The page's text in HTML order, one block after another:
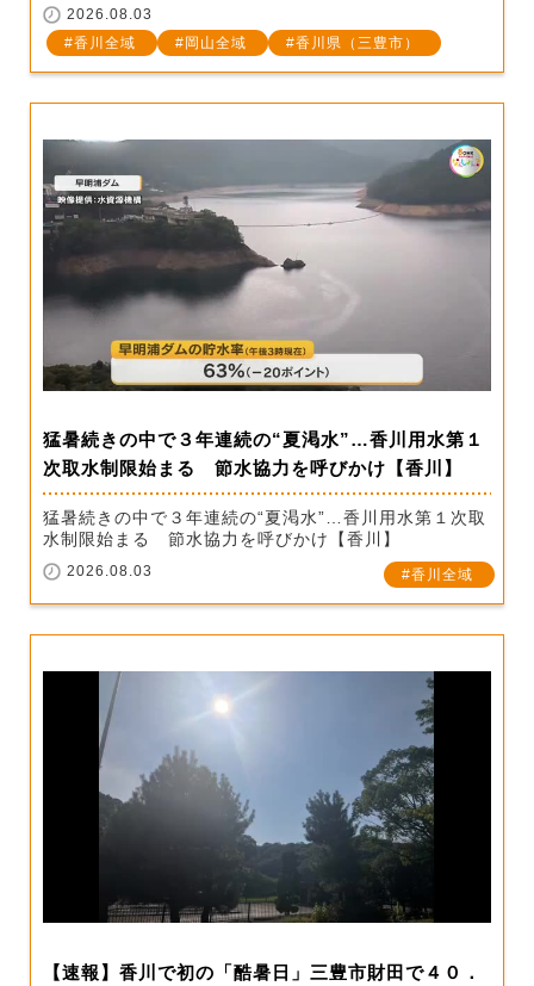
2026.08.03
香川全域
岡山全域 香川県（三豊市）
猛暑続きの中で３年連続の“夏渇水”…香川用水第１
次取水制限始まる 節水協力を呼びかけ【香川】
猛暑続きの中で３年連続の“夏渇水”…香川用水第１次取
水制限始まる 節水協力を呼びかけ【香川】
2026.08.03 香川全域
【速報】香川で初の「酷暑日」三豊市財田で４０．